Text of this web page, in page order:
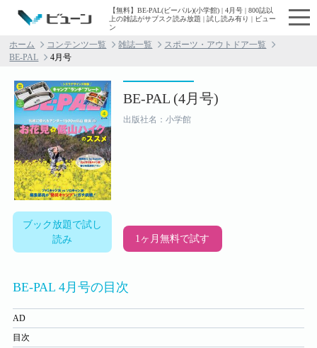
【無料】BE-PAL(ビーパル)(小学館) | 4月号 | 800誌以
上の雑誌がサブスク読み放題 | 試し読み有り | ビュー
ン
ホーム コンテンツ一覧 雑誌一覧
スポーツ・アウトドア一覧
BE-PAL
4月号
ブック放題で試し
読み
BE-PAL (4月号)
出版社名：小学館
1ヶ月無料で試す
BE-PAL 4月号の目次
AD
目次